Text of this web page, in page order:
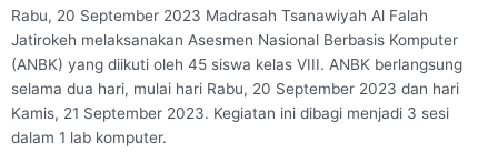
Rabu, 20 September 2023 Madrasah Tsanawiyah Al Falah
Jatirokeh melaksanakan Asesmen Nasional Berbasis Komputer
(ANBK) yang diikuti oleh 45 siswa kelas VIII. ANBK berlangsung
selama dua hari, mulai hari Rabu, 20 September 2023 dan hari
Kamis, 21 September 2023. Kegiatan ini dibagi menjadi 3 sesi
dalam 1 lab komputer.